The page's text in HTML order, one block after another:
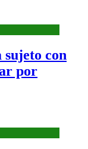
sujeto con
por